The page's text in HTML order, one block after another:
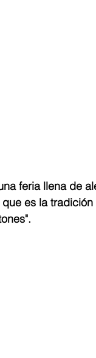
feria llena de
es la